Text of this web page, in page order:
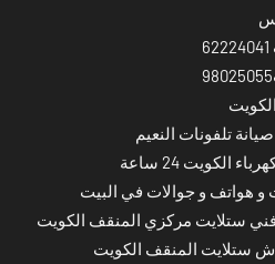
تلفونات النعيم
الكويت 24 ساعة
و هواتف و جوالات في البيت
ستلايت مركزي المنقف الكويت
ستلايت المنقف الكويت